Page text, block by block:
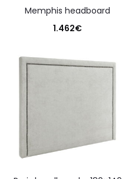
memphis headboard
1.462€